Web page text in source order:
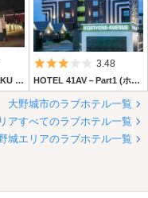
うち3
HOTEL SAKURA-SAKU (ホテル サクラサク)
5つ星のうち3
3.48
HOTEL 41AV－Part1 (ホテル フォーティワン アベニュー パートワン)
大野城市のラブホテル一覧
アすべてのラブホテル一覧
城エリアのラブホテル一覧